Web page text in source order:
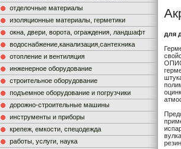
отделочные материалы
изоляционные материалы, герметики
окна, двери, ворота, ограждения, ландшафт
водоснабжение,канализация,сантехника
отопление и вентиляция
инженерное оборудование
строительное оборудование
подъемное оборудование и погрузчики
дорожно-строительные машины
инструменты и приборы
крепеж, емкости, спецодежда
работы, услуги, наука
для